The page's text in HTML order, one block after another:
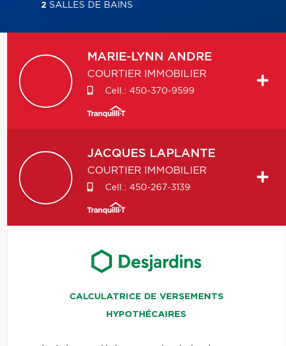
2SALLES DE BAINS
MARIE-LYNN ANDRE
COURTIER IMMOBILIER
Cell.: 450-370-9599
JACQUES LAPLANTE
COURTIER IMMOBILIER
Cell.: 450-267-3139
CALCULATRICE DE VERSEMENTS
HYPOTHÉCAIRES